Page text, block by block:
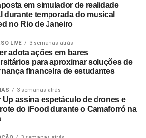
aos anos 90 começa dia 29 de
da collab Reebok x Power Rangers
sneakers estarão disponíveis em
a R$799,99, de acordo com
de Ursinhos de Ouro
em simulador de realidade
durante temporada do musical
no Rio de Janeiro
LIVE 3 semanas atrás
adota ações em bares
para aproximar soluções de
financeira de estudantes
3 semanas atrás
Up assina espetáculo de drones e
do iFood durante o Camaforró na